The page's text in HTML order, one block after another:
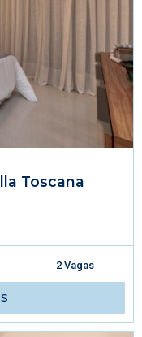
Toscana
2 Vagas